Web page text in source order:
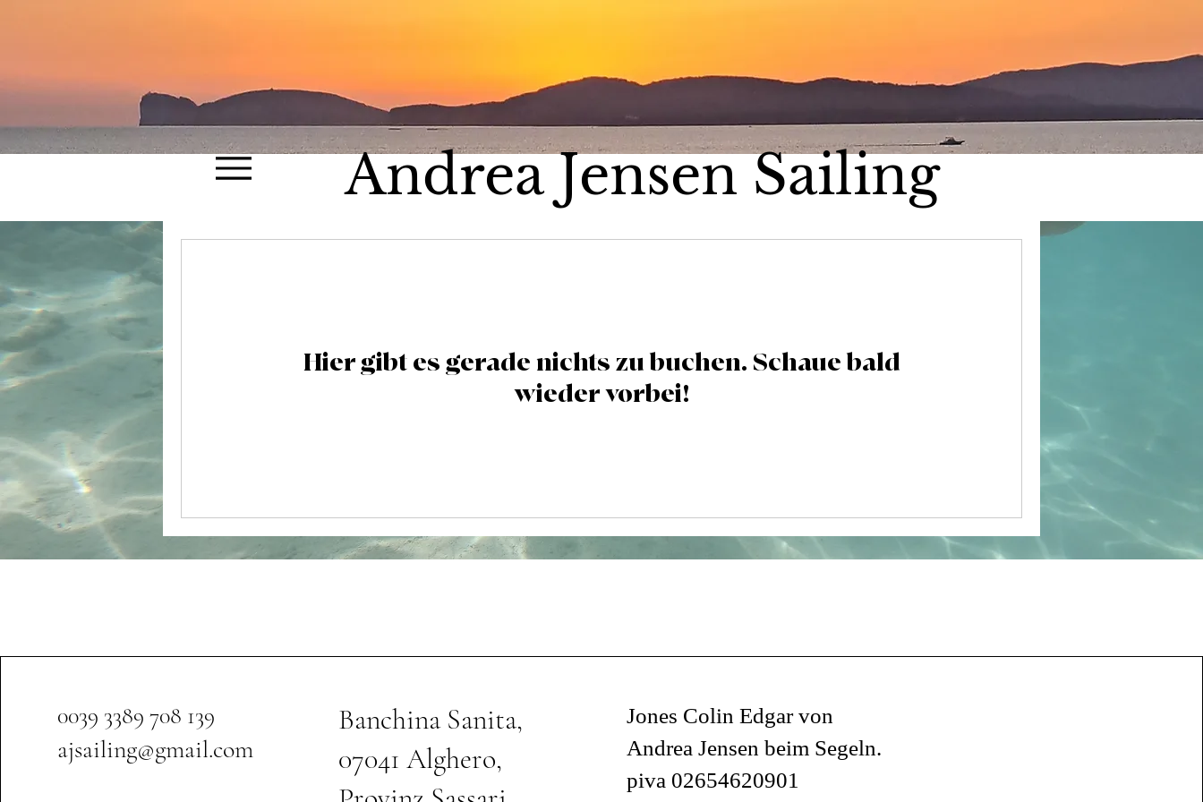
Andrea Jensen Sailing
Hier gibt es gerade nichts zu buchen. Schaue bald
wieder vorbei!
0039 3389 708 139
ajsailing@gmail.com
Banchina Sanita,
07041 Alghero,
Jones Colin Edgar von
Andrea Jensen beim Segeln.
piva 02654620901